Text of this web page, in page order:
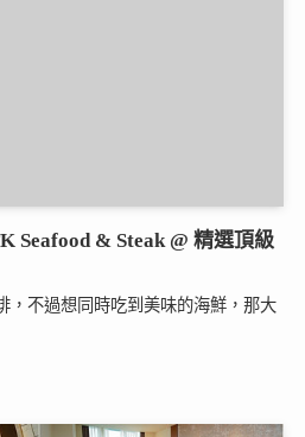
Seafood & Steak @ 精選頂級
，不過想同時吃到美味的海鮮，那大